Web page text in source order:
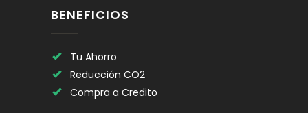
BENEFICIOS
Tu Ahorro
Reducción CO2
Compra a Credito